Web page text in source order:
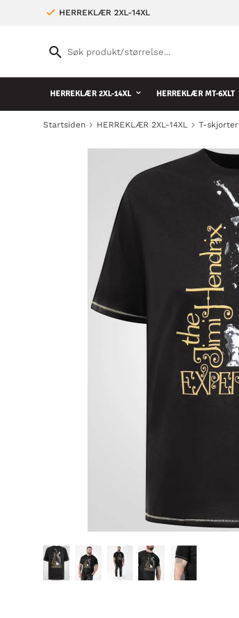
HERREKLÆR 2XL-14XL
HERREKLÆR 2XL-14XL HERREKLÆR MT-6XLT
Startsiden HERREKLÆR 2XL-14XL T-skjorter